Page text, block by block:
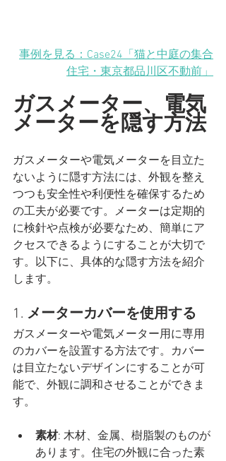
事例を見る：Case24「猫と中庭の集合
住宅・東京都品川区不動前」
ガスメーター、電気
メーターを隠す方法
ガスメーターや電気メーターを目立た
ないように隠す方法には、外観を整え
つつも安全性や利便性を確保するため
の工夫が必要です。メーターは定期的
に検針や点検が必要なため、簡単にア
クセスできるようにすることが大切で
す。以下に、具体的な隠す方法を紹介
します。
1. メーターカバーを使用する
ガスメーターや電気メーター用に専用
のカバーを設置する方法です。カバー
は目立たないデザインにすることが可
能で、外観に調和させることができま
す。
素材: 木材、金属、樹脂製のものが
あります。住宅の外観に合った素